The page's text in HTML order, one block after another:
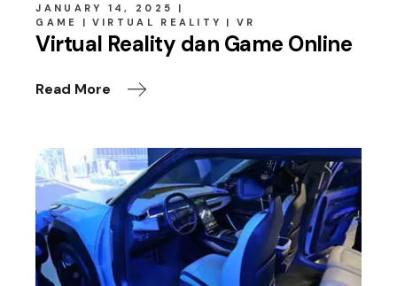
JANUARY 14, 2025
GAME
VIRTUAL REALITY VR
Virtual Reality dan Game Online
Read More